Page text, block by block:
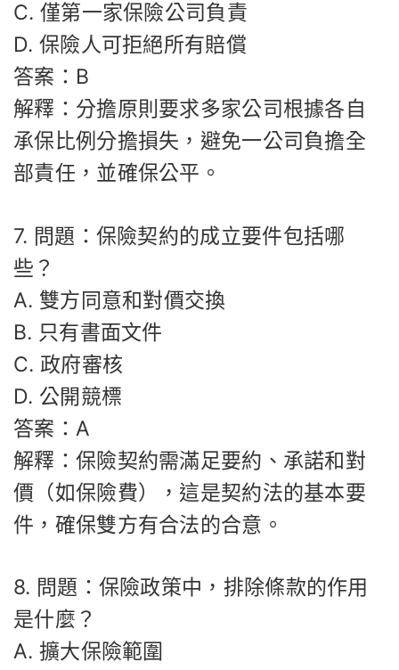
C. 僅第一家保險公司負責
D. 保險人可拒絕所有賠償
答案：B
解釋：分擔原則要求多家公司根據各自
承保比例分擔損失，避免一公司負擔全
部責任，並確保公平。
7. 問題：保險契約的成立要件包括哪
些？
A. 雙方同意和對價交換
B. 只有書面文件
C. 政府審核
D. 公開競標
答案：A
解釋：保險契約需滿足要約、承諾和對
價（如保險費），這是契約法的基本要
件，確保雙方有合法的合意。
8. 問題：保險政策中，排除條款的作用
是什麼？
A. 擴大保險範圍